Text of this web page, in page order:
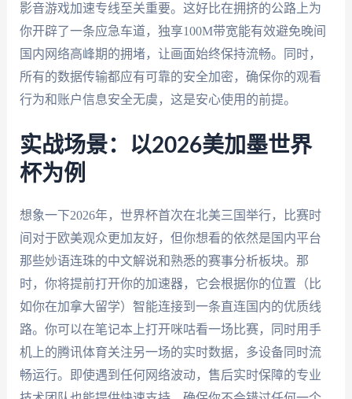
影音游戏加速专线至关重要。这好比在拥挤的公路上为
你开辟了一条应急车道，独享100M带宽能有效避免晚间
国内网络高峰期的拥堵，让画面始终保持流畅。同时，
所有的数据传输都应有可靠的安全加密，确保你的观看
行为和账户信息安全无虞，这是安心使用的前提。
实战场景：以2026美加墨世界
杯为例
想象一下2026年，世界杯首次在北美三国举行，比赛时
间对于欧美观众更加友好，但你想看的依然是国内平台
那些妙语连珠的中文解说和熟悉的赛事分析板块。那
时，你将提前打开你的加速器，它会根据你的位置（比
如你在加拿大留学）智能连接到一条直连国内的优质线
路。你可以在笔记本上打开咪咕看一场比赛，同时用手
机上的腾讯体育关注另一场的实时数据，多设备同时流
畅运行。即使遇到任何网络波动，售后实时保障的专业